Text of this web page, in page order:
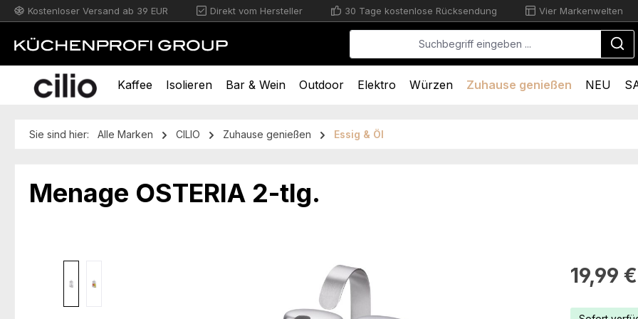
Hauptinhalt springen
Zur Suche springen
Zur Hauptnavigation springen
Kostenloser Versand ab 39 EUR Direkt vom Hersteller 30 Tage kostenlose Rücksendung Vier Markenwelten
Kaffee Isolieren Bar & Wein Outdoor Elektro Würzen Zuhause genießen NEU
Sie sind hier: Alle Marken CILIO Zuhause genießen Essig & Öl
Menage OSTERIA 2-tlg.
Regulärer
19,99 €